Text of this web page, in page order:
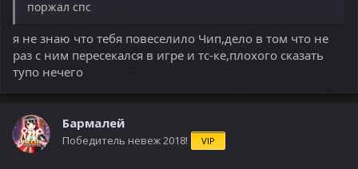
поржал спс
я не знаю что тебя повеселило Чип,дело в том что не
раз с ним пересекался в игре и тс-ке,плохого сказать
тупо нечего
Бармалей
Победитель невеж 2018! VIP